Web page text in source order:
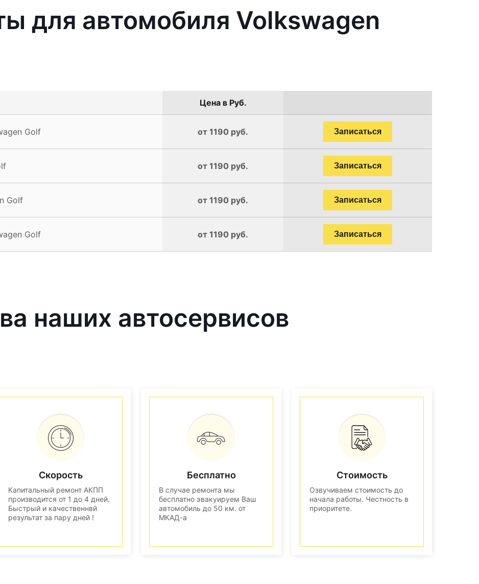
для автомобиля Volkswagen
Цена в Руб.
Golf от 1190 руб. Записаться
от 1190 руб. Записаться
Golf от 1190 руб. Записаться
Golf от 1190 руб. Записаться
наших автосервисов
Скорость
Капитальный ремонт АКПП
производится от 1 до 4 дней.
Быстрый и качественнвй
результат за пару дней !
Бесплатно
В случае ремонта мы
бесплатно эвакуируем Ваш
автомобиль до 50 км. от
МКАД-а
Стоимость
Озвучиваем стоимость до
начала работы. Честность в
приоритете.